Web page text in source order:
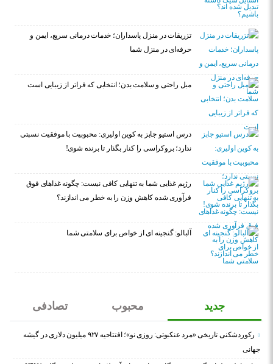
تزریقات در منزل پاسداران؛ خدمات درمانی سریع، ایمن و
حرفه‌ای در منزل شما
مبل راحتی و سلامت بدن؛ انتخابی که فراتر از زیبایی است
درس استیو جابز به کوین اولیری: محبوبیت با موفقیت نسبتی
ندارد؛ بروکراسی را کنار بگذار تا برنده شوی!
رژیم غذایی شما به تنهایی کافی نیست: چگونه غذاهای فوق
فرآوری شده کاهش وزن را به خطر می اندازند؟
آلبالو: گنجینه ای از خواص برای سلامتی شما
جدید محبوب تصادفی
رکوردشکنی تاریخی «مرد عنکبوتی: روزی نو»؛ افتتاحیه ۹۲۷ میلیون دلاری در گیشه
جهانی